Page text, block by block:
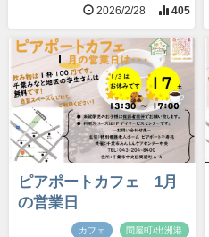
2026/2/28 405
ピアポートカフェ 1月
の営業日
カフェ 問屋町/出洲港